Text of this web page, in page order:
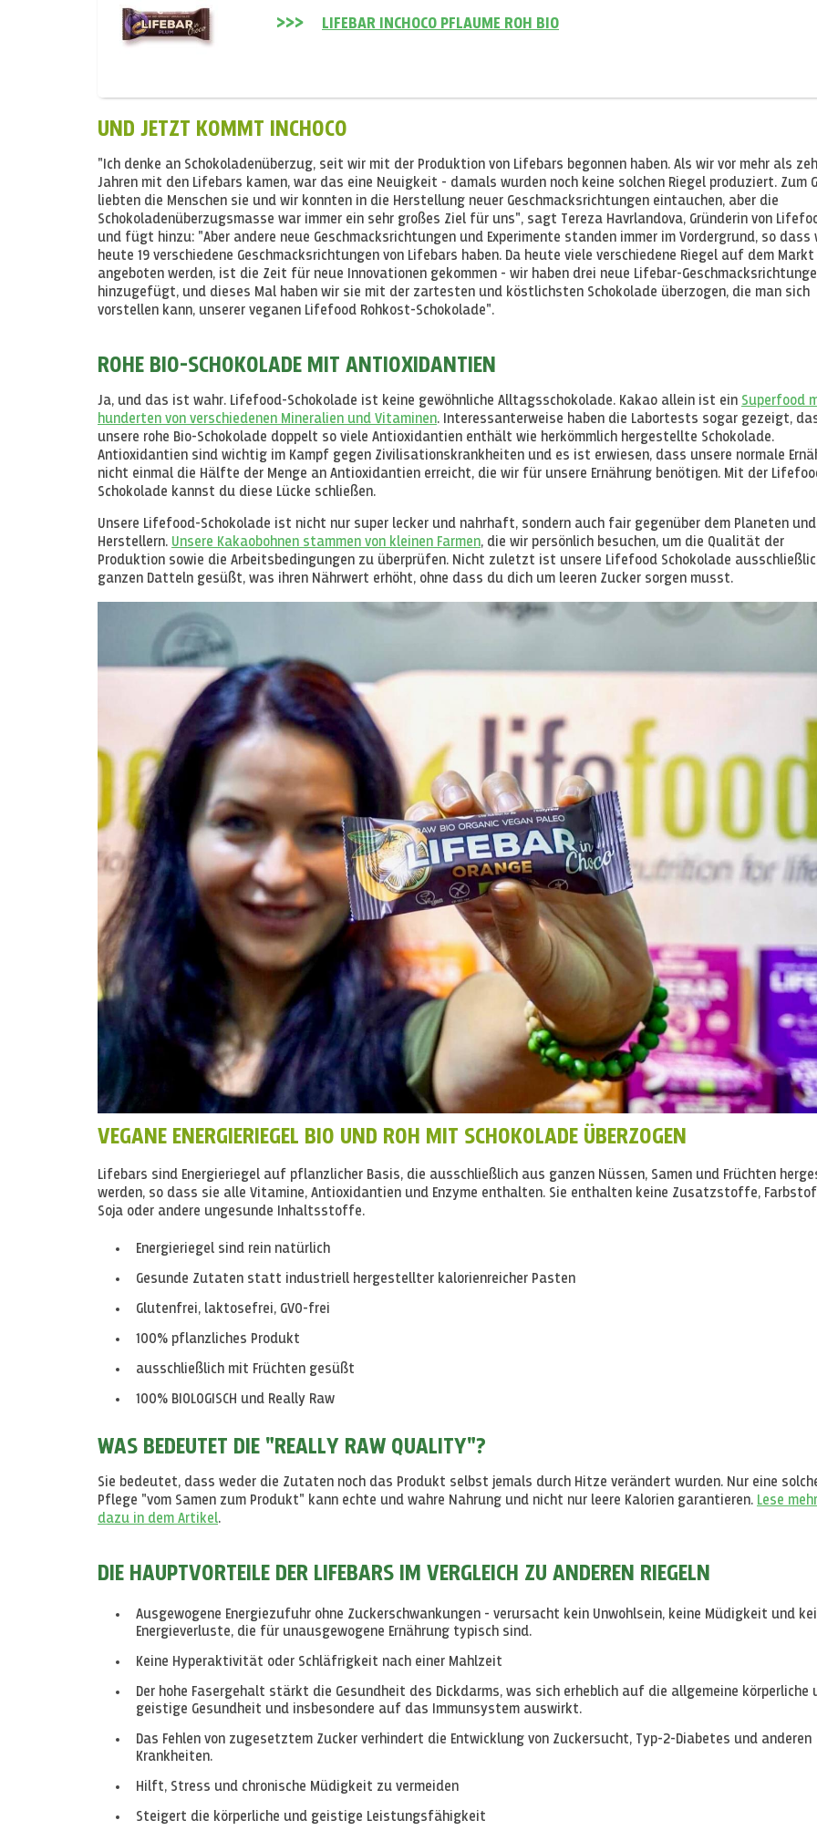
LIFEBAR INCHOCO PFLAUME ROH BIO
UND JETZT KOMMT INCHOCO
"Ich denke an Schokoladenüberzug, seit wir mit der Produktion von Lifebars begonnen haben. Als wir vor mehr als
Jahren mit den Lifebars kamen, war das eine Neuigkeit - damals wurden noch keine solchen Riegel produziert. Zum
liebten die Menschen sie und wir konnten in die Herstellung neuer Geschmacksrichtungen eintauchen, aber die
Schokoladenüberzugsmasse war immer ein sehr großes Ziel für uns", sagt Tereza Havrlandova, Gründerin von
und fügt hinzu: "Aber andere neue Geschmacksrichtungen und Experimente standen immer im Vordergrund, so dass
heute 19 verschiedene Geschmacksrichtungen von Lifebars haben. Da heute viele verschiedene Riegel auf dem Markt
angeboten werden, ist die Zeit für neue Innovationen gekommen - wir haben drei neue Lifebar-
hinzugefügt, und dieses Mal haben wir sie mit der zartesten und köstlichsten Schokolade überzogen, die man sich
vorstellen kann, unserer veganen Lifefood Rohkost-Schokolade".
ROHE BIO-SCHOKOLADE MIT ANTIOXIDANTIEN
Ja, und das ist wahr. Lifefood-Schokolade ist keine gewöhnliche Alltagsschokolade. Kakao allein ist ein Superfood
hunderten von verschiedenen Mineralien und Vitaminen. Interessanterweise haben die Labortests sogar gezeigt,
unsere rohe Bio-Schokolade doppelt so viele Antioxidantien enthält wie herkömmlich hergestellte Schokolade.
Antioxidantien sind wichtig im Kampf gegen Zivilisationskrankheiten und es ist erwiesen, dass unsere normale
nicht einmal die Hälfte der Menge an Antioxidantien erreicht, die wir für unsere Ernährung benötigen. Mit der
Schokolade kannst du diese Lücke schließen.
Unsere Lifefood-Schokolade ist nicht nur super lecker und nahrhaft, sondern auch fair gegenüber dem Planeten
Herstellern. Unsere Kakaobohnen stammen von kleinen Farmen, die wir persönlich besuchen, um die Qualität der
Produktion sowie die Arbeitsbedingungen zu überprüfen. Nicht zuletzt ist unsere Lifefood Schokolade
ganzen Datteln gesüßt, was ihren Nährwert erhöht, ohne dass du dich um leeren Zucker sorgen musst.
VEGANE ENERGIERIEGEL BIO UND ROH MIT SCHOKOLADE ÜBERZOGEN
Lifebars sind Energieriegel auf pflanzlicher Basis, die ausschließlich aus ganzen Nüssen, Samen und Früchten
werden, so dass sie alle Vitamine, Antioxidantien und Enzyme enthalten. Sie enthalten keine Zusatzstoffe,
Soja oder andere ungesunde Inhaltsstoffe.
Energieriegel sind rein natürlich
Gesunde Zutaten statt industriell hergestellter kalorienreicher Pasten
Glutenfrei, laktosefrei, GVO-frei
100% pflanzliches Produkt
ausschließlich mit Früchten gesüßt
100% BIOLOGISCH und Really Raw
WAS BEDEUTET DIE "REALLY RAW QUALITY"?
Sie bedeutet, dass weder die Zutaten noch das Produkt selbst jemals durch Hitze verändert wurden. Nur eine
Pflege "vom Samen zum Produkt" kann echte und wahre Nahrung und nicht nur leere Kalorien garantieren. Lese mehr
dazu in dem Artikel.
DIE HAUPTVORTEILE DER LIFEBARS IM VERGLEICH ZU ANDEREN RIEGELN
Ausgewogene Energiezufuhr ohne Zuckerschwankungen - verursacht kein Unwohlsein, keine Müdigkeit und
Energieverluste, die für unausgewogene Ernährung typisch sind.
Keine Hyperaktivität oder Schläfrigkeit nach einer Mahlzeit
Der hohe Fasergehalt stärkt die Gesundheit des Dickdarms, was sich erheblich auf die allgemeine körperliche
geistige Gesundheit und insbesondere auf das Immunsystem auswirkt.
Das Fehlen von zugesetztem Zucker verhindert die Entwicklung von Zuckersucht, Typ-2-Diabetes und anderen
Krankheiten.
Hilft, Stress und chronische Müdigkeit zu vermeiden
Steigert die körperliche und geistige Leistungsfähigkeit